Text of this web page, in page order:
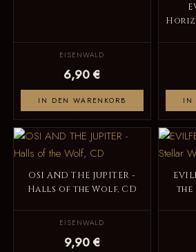
EISENWALD
6,90 €
IN DEN WARENKORB IN
OSI AND THE JUPITER -
Halls of the Wolf, CD
EISENWALD
9,90 €
the